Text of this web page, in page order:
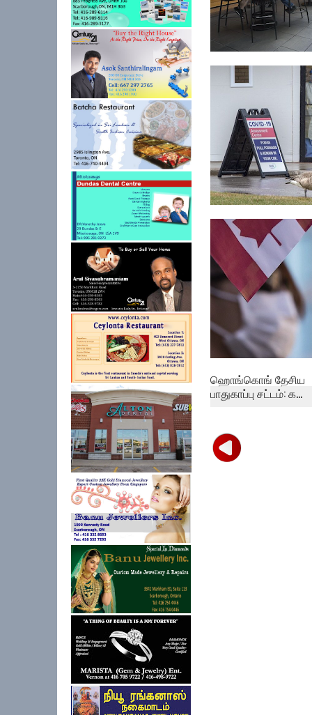
நகரத்திற்கு
வாடிக்கையாள...
கனடாவில் 8.5
அதிகமா...
ஹொங்கொங் தேசிய
பாதுகாப்பு சட்டம்: க...